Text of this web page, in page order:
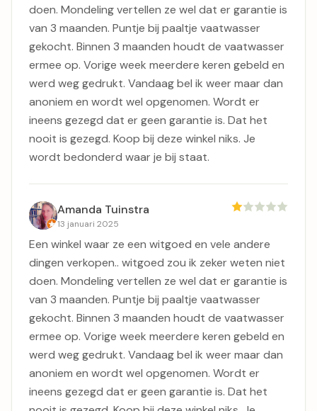
doen. Mondeling vertellen ze wel dat er garantie is
van 3 maanden. Puntje bij paaltje vaatwasser
gekocht. Binnen 3 maanden houdt de vaatwasser
ermee op. Vorige week meerdere keren gebeld en
werd weg gedrukt. Vandaag bel ik weer maar dan
anoniem en wordt wel opgenomen. Wordt er
ineens gezegd dat er geen garantie is. Dat het
nooit is gezegd. Koop bij deze winkel niks. Je
wordt bedonderd waar je bij staat.
Amanda Tuinstra
13 januari 2025
Een winkel waar ze een witgoed en vele andere
dingen verkopen.. witgoed zou ik zeker weten niet
doen. Mondeling vertellen ze wel dat er garantie is
van 3 maanden. Puntje bij paaltje vaatwasser
gekocht. Binnen 3 maanden houdt de vaatwasser
ermee op. Vorige week meerdere keren gebeld en
werd weg gedrukt. Vandaag bel ik weer maar dan
anoniem en wordt wel opgenomen. Wordt er
ineens gezegd dat er geen garantie is. Dat het